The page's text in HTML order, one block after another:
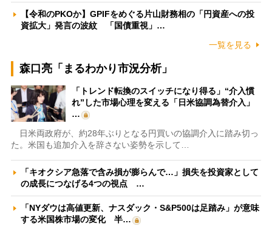
【令和のPKOか】GPIFをめぐる片山財務相の「円資産への投
資拡大」発言の波紋 「国債重視」…
一覧を見る
森口亮「まるわかり市況分析」
「トレンド転換のスイッチになり得る」“介入慣
れ”した市場心理を変える「日米協調為替介入」
…
日米両政府が、約28年ぶりとなる円買いの協調介入に踏み切っ
た。米国も追加介入を辞さない姿勢を示して…
「キオクシア急落で含み損が膨らんで…」損失を投資家として
の成長につなげる4つの視点 …
「NYダウは高値更新、ナスダック・S&P500は足踏み」が意味
する米国株市場の変化 半…